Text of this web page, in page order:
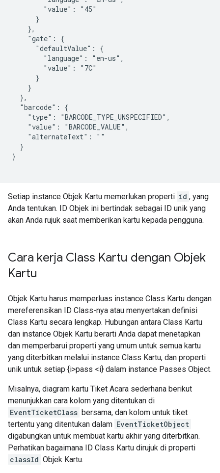
        "value": "45"
      }
    },
    "gate": {
      "defaultValue": {
        "language": "en-us",
        "value": "7C"
      }
    }
  },
  "barcode": {
    "type": "BARCODE_TYPE_UNSPECIFIED",
    "value": "BARCODE_VALUE",
    "alternateText": ""
  }
}
Setiap instance Objek Kartu memerlukan properti id , yang
Anda tentukan. ID Objek ini bertindak sebagai ID unik yang
akan Anda rujuk saat memberikan kartu kepada pengguna.
Cara kerja Class Kartu dengan Objek
Kartu
Objek Kartu harus memperluas instance Class Kartu dengan
mereferensikan ID Class-nya atau menyertakan definisi
Class Kartu secara lengkap. Hubungan antara Class Kartu
dan instance Objek Kartu berarti Anda dapat menetapkan
dan memperbarui properti yang umum untuk semua kartu
yang diterbitkan melalui instance Class Kartu, dan properti
unik untuk setiap {i>pass <i} dalam instance Passes Object.
Misalnya, diagram kartu Tiket Acara sederhana berikut
menunjukkan cara kolom yang ditentukan di
EventTicketClass bersama, dan kolom untuk tiket
tertentu yang ditentukan dalam EventTicketObject
digabungkan untuk membuat kartu akhir yang diterbitkan.
Perhatikan bagaimana ID Class Kartu dirujuk di properti
classId Objek Kartu.